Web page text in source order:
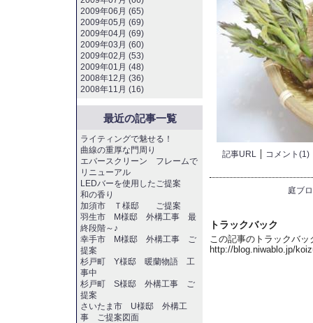
記事URL コメント(1)
庭ブ
トラックバック
この記事のトラックバッ
http://blog.niwablo.jp/
2009年06月 (65)
2009年05月 (69)
2009年04月 (69)
2009年03月 (60)
2009年02月 (53)
2009年01月 (48)
2008年12月 (36)
2008年11月 (16)
最近の記事一覧
ライティングで魅せる！
曲線の重厚な門周り
エバースクリーン フレームで
リニューアル
LEDバーを使用したご提案
和の香り
加須市 Ｔ様邸 ご提案
羽生市 M様邸 外構工事 最
終段階～♪
幸手市 M様邸 外構工事 ご
提案
杉戸町 Y様邸 暖蘭物語 工
事中
杉戸町 S様邸 外構工事 ご
提案
さいたま市 U様邸 外構工
事 ご提案図面